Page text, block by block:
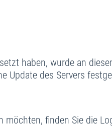
haben, wurde an
Update des Servers
möchten, finden Sie die